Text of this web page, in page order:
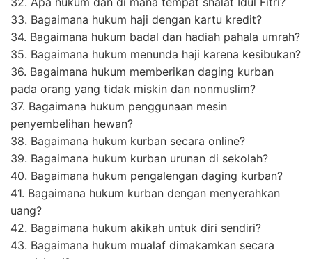
33. Bagaimana hukum haji dengan kartu kredit?
34. Bagaimana hukum badal dan hadiah pahala umrah?
35. Bagaimana hukum menunda haji karena kesibukan?
36. Bagaimana hukum memberikan daging kurban
pada orang yang tidak miskin dan nonmuslim?
37. Bagaimana hukum penggunaan mesin
penyembelihan hewan?
38. Bagaimana hukum kurban secara online?
39. Bagaimana hukum kurban urunan di sekolah?
40. Bagaimana hukum pengalengan daging kurban?
41. Bagaimana hukum kurban dengan menyerahkan
uang?
42. Bagaimana hukum akikah untuk diri sendiri?
43. Bagaimana hukum mualaf dimakamkan secara